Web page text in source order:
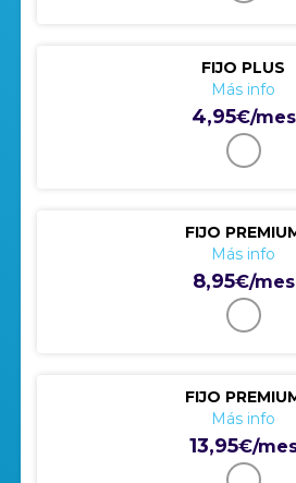
FIJO PLUS
Más info
4,95€/mes
FIJO
Más info
8,95€/mes
FIJO
Más info
13,95€/